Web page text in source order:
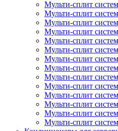
Мульти-сплит
Мульти-сплит
Мульти-сплит
Мульти-сплит
Мульти-сплит
Мульти-сплит
Мульти-сплит
Мульти-сплит
Мульти-сплит
Мульти-сплит
Мульти-сплит
Мульти-сплит
Мульти-сплит
Мульти-сплит